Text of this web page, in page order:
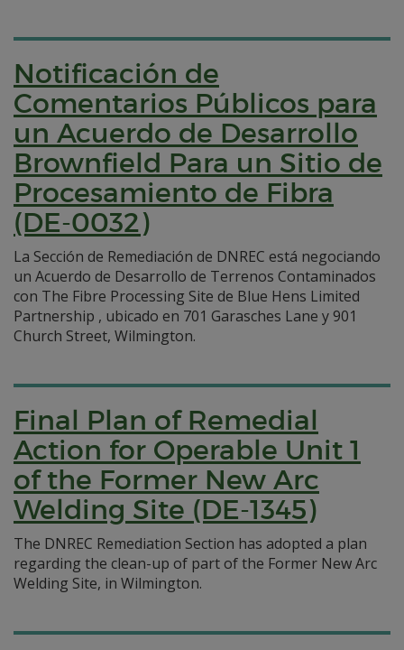
Notificación de
Comentarios Públicos para
un Acuerdo de Desarrollo
Brownfield Para un Sitio de
Procesamiento de Fibra
(DE-0032)
La Sección de Remediación de DNREC está negociando
un Acuerdo de Desarrollo de Terrenos Contaminados
con The Fibre Processing Site de Blue Hens Limited
Partnership , ubicado en 701 Garasches Lane y 901
Church Street, Wilmington.
Final Plan of Remedial
Action for Operable Unit 1
of the Former New Arc
Welding Site (DE-1345)
The DNREC Remediation Section has adopted a plan
regarding the clean-up of part of the Former New Arc
Welding Site, in Wilmington.